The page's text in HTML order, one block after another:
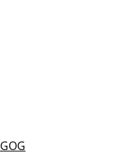
GOG